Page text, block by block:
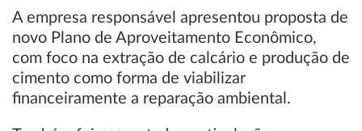
A empresa responsável apresentou proposta de
novo Plano de Aproveitamento Econômico,
com foco na extração de calcário e produção de
cimento como forma de viabilizar
financeiramente a reparação ambiental.